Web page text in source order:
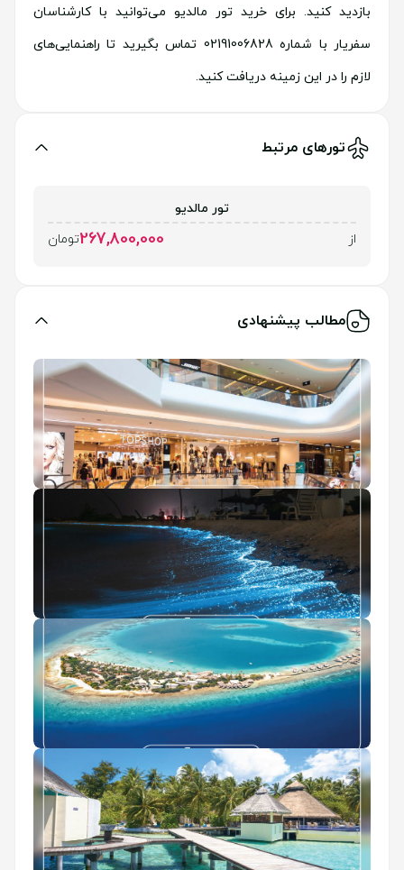
بازدید کنید. برای خرید تور مالدیو می‌توانید با کارشناسان
سفریار با شماره 02191006828 تماس بگیرید تا راهنمایی‌های
لازم را در این زمینه دریافت کنید.
تورهای مرتبط
تور مالدیو
از
267,800,000تومان
مطالب پیشنهادی
بهترین مراکز خرید مالدیو
معروفترین غذاهای مالدیو
جزیره بنانا ریف مالدیو